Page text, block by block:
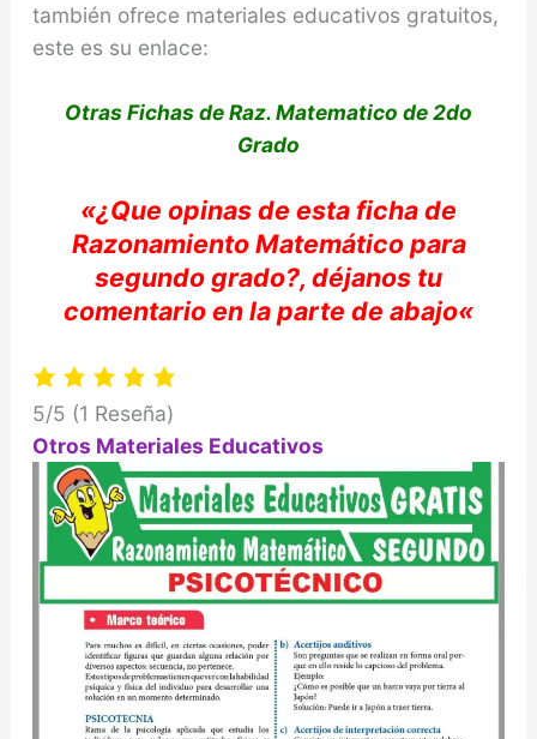
también ofrece materiales educativos gratuitos,
este es su enlace:
Otras Fichas de Raz. Matematico de 2do
Grado
«¿Que opinas de esta ficha de
RazonamientoMatemáticopara
segundo grado?, déjanos tu
comentario en la parte de abajo«
5/5 (1 Reseña)
Otros Materiales Educativos